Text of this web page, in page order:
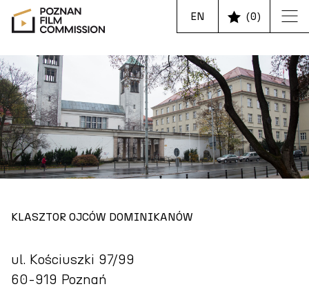
EN (0)
KLASZTOR OJCÓW DOMINIKANÓW
ul. Kościuszki 97/99
60-919 Poznań